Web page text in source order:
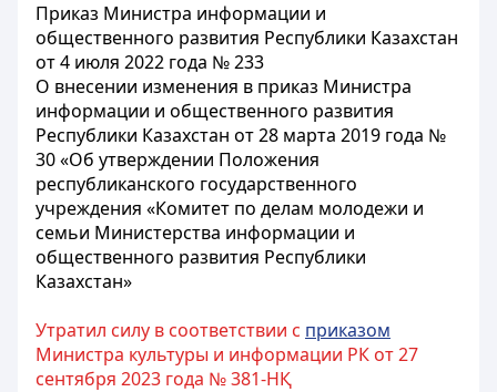
Приказ Министра информации и
общественного развития Республики Казахстан
от 4 июля 2022 года № 233
О внесении изменения в приказ Министра
информации и общественного развития
Республики Казахстан от 28 марта 2019 года №
30 «Об утверждении Положения
республиканского государственного
учреждения «Комитет по делам молодежи и
семьи Министерства информации и
общественного развития Республики
Казахстан»
Утратил силу в соответствии с приказом
Министра культуры и информации РК от 27
сентября 2023 года № 381-НҚ